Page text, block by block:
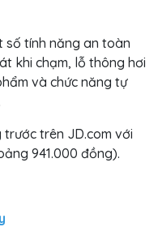
số tính năng an toàn
khi chạm, lỗ thông hơi
và chức năng tự
trên JD.com với
941.000 đồng).